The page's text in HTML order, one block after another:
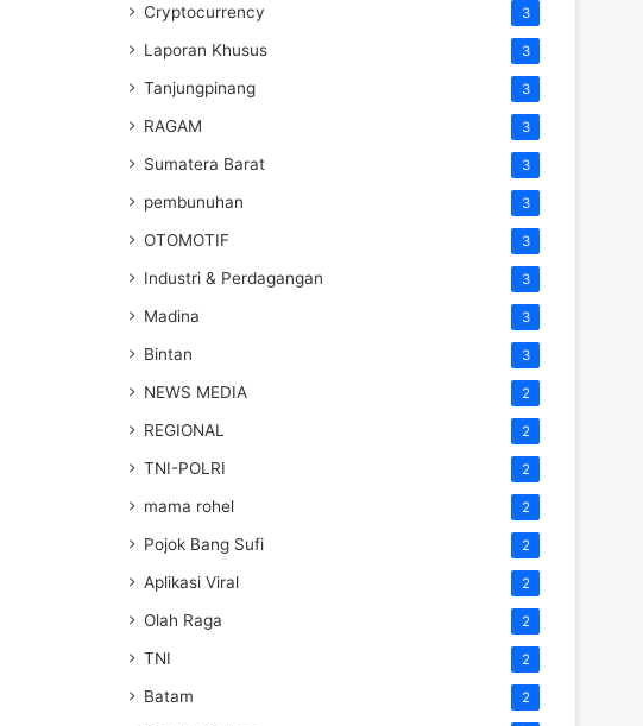
Cryptocurrency 3
Laporan Khusus 3
Tanjungpinang 3
RAGAM 3
Sumatera Barat 3
pembunuhan 3
OTOMOTIF 3
Industri & Perdagangan 3
Madina 3
Bintan 3
NEWS MEDIA 2
REGIONAL 2
TNI-POLRI 2
mama rohel 2
Pojok Bang Sufi 2
Aplikasi Viral 2
Olah Raga 2
TNI 2
Batam 2